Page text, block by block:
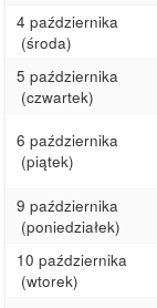
4 października
(środa)
5 października
(czwartek)
6 października
(piątek)
9 października
(poniedziałek)
10 października
(wtorek)